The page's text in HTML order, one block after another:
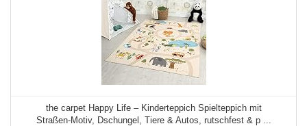
the carpet Happy Life – Kinderteppich Spielteppich mit
Straßen‑Motiv, Dschungel, Tiere & Autos, rutschfest & p ...